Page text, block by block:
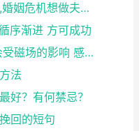
和合姻缘：泰国夫妻和合法事,婚姻危机想做夫妻和合法...
序渐进 方可成功
和合姻缘：和合术后现象 人会受磁场的影响 感到头晕...
法
好？有何禁忌？
回的短句